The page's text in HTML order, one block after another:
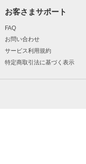
お客さまサポート
FAQ
お問い合わせ
サービス利用規約
特定商取引法に基づく表示